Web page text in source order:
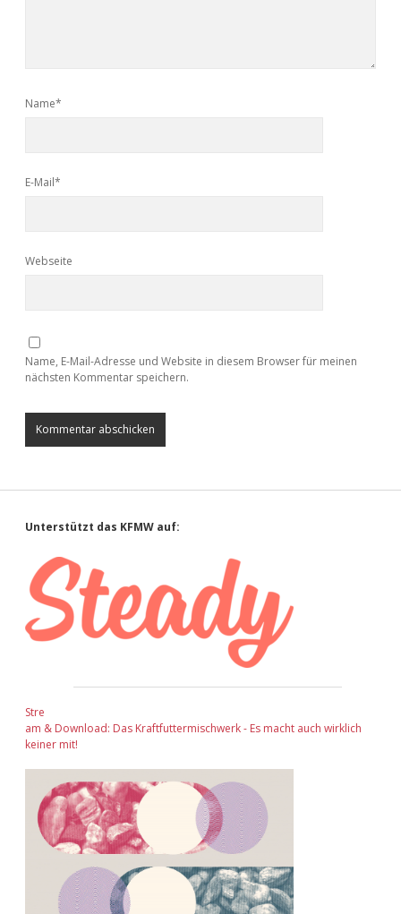
Name*
E-Mail*
Webseite
Name, E-Mail-Adresse und Website in diesem Browser für meinen
nächsten Kommentar speichern.
Sidebar
Unterstützt das KFMW auf:
Stre
am & Download: Das Kraftfuttermischwerk - Es macht auch wirklich
keiner mit!